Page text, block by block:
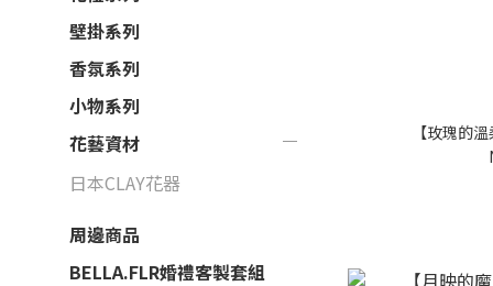
壁掛系列
香氛系列
小物系列
花藝資材
日本CLAY花器
周邊商品
BELLA.FLR婚禮客製套組
【玫瑰的